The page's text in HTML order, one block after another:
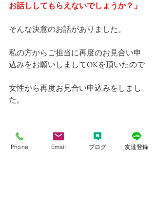
お話ししてもらえないでしょうか？」
そんな決意のお話がありました。
私の方からご担当に再度のお見合い申
込みをお願いしましてOKを頂いたので
女性から再度お見合い申込みをしまし
た。
男性は他の交際を全て終了して下さ
り、仮交際から真剣交際に移行しまし
Phone Email ブログ 友達登録